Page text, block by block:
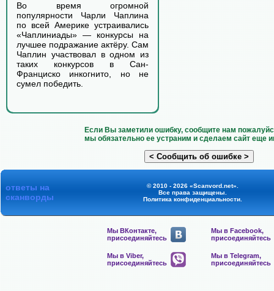
Во время огромной
популярности Чарли Чаплина
по всей Америке устраивались
«Чаплиниады» — конкурсы на
лучшее подражание актёру. Сам
Чаплин участвовал в одном из
таких конкурсов в Сан-
Франциско инкогнито, но не
сумел победить.
Если Вы заметили ошибку, сообщите нам
мы обязательно ее устраним и сделаем сайт еще
ответы на
сканворды
© 2010 - 2026 «Scanvord.net».
Все права защищены.
Политика конфиденциальности
Мы ВКонтакте,
присоединяйтесь
Мы в Facebook,
присоединяйтесь
Мы в Viber,
присоединяйтесь
Мы в Telegram,
присоединяйтесь